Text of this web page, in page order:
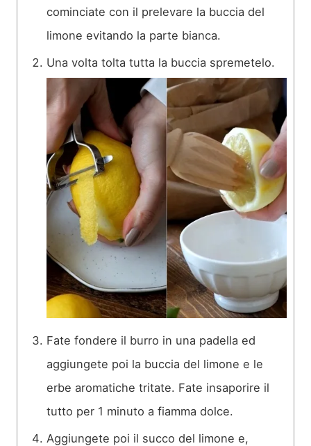
cominciate con il prelevare la buccia del
limone evitando la parte bianca.
Una volta tolta tutta la buccia spremetelo.
Fate fondere il burro in una padella ed
aggiungete poi la buccia del limone e le
erbe aromatiche tritate. Fate insaporire il
tutto per 1 minuto a fiamma dolce.
Aggiungete poi il succo del limone e,